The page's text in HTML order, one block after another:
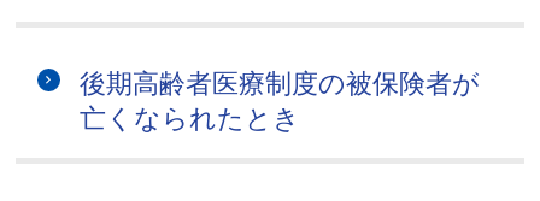
後期高齢者医療制度の被保険者が
亡くなられたとき